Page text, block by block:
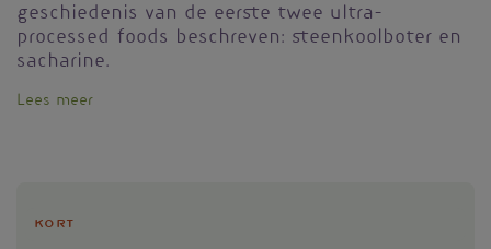
geschiedenis van de eerste twee ultra-
processed foods beschreven: steenkoolboter en
sacharine.
Lees meer
Kort